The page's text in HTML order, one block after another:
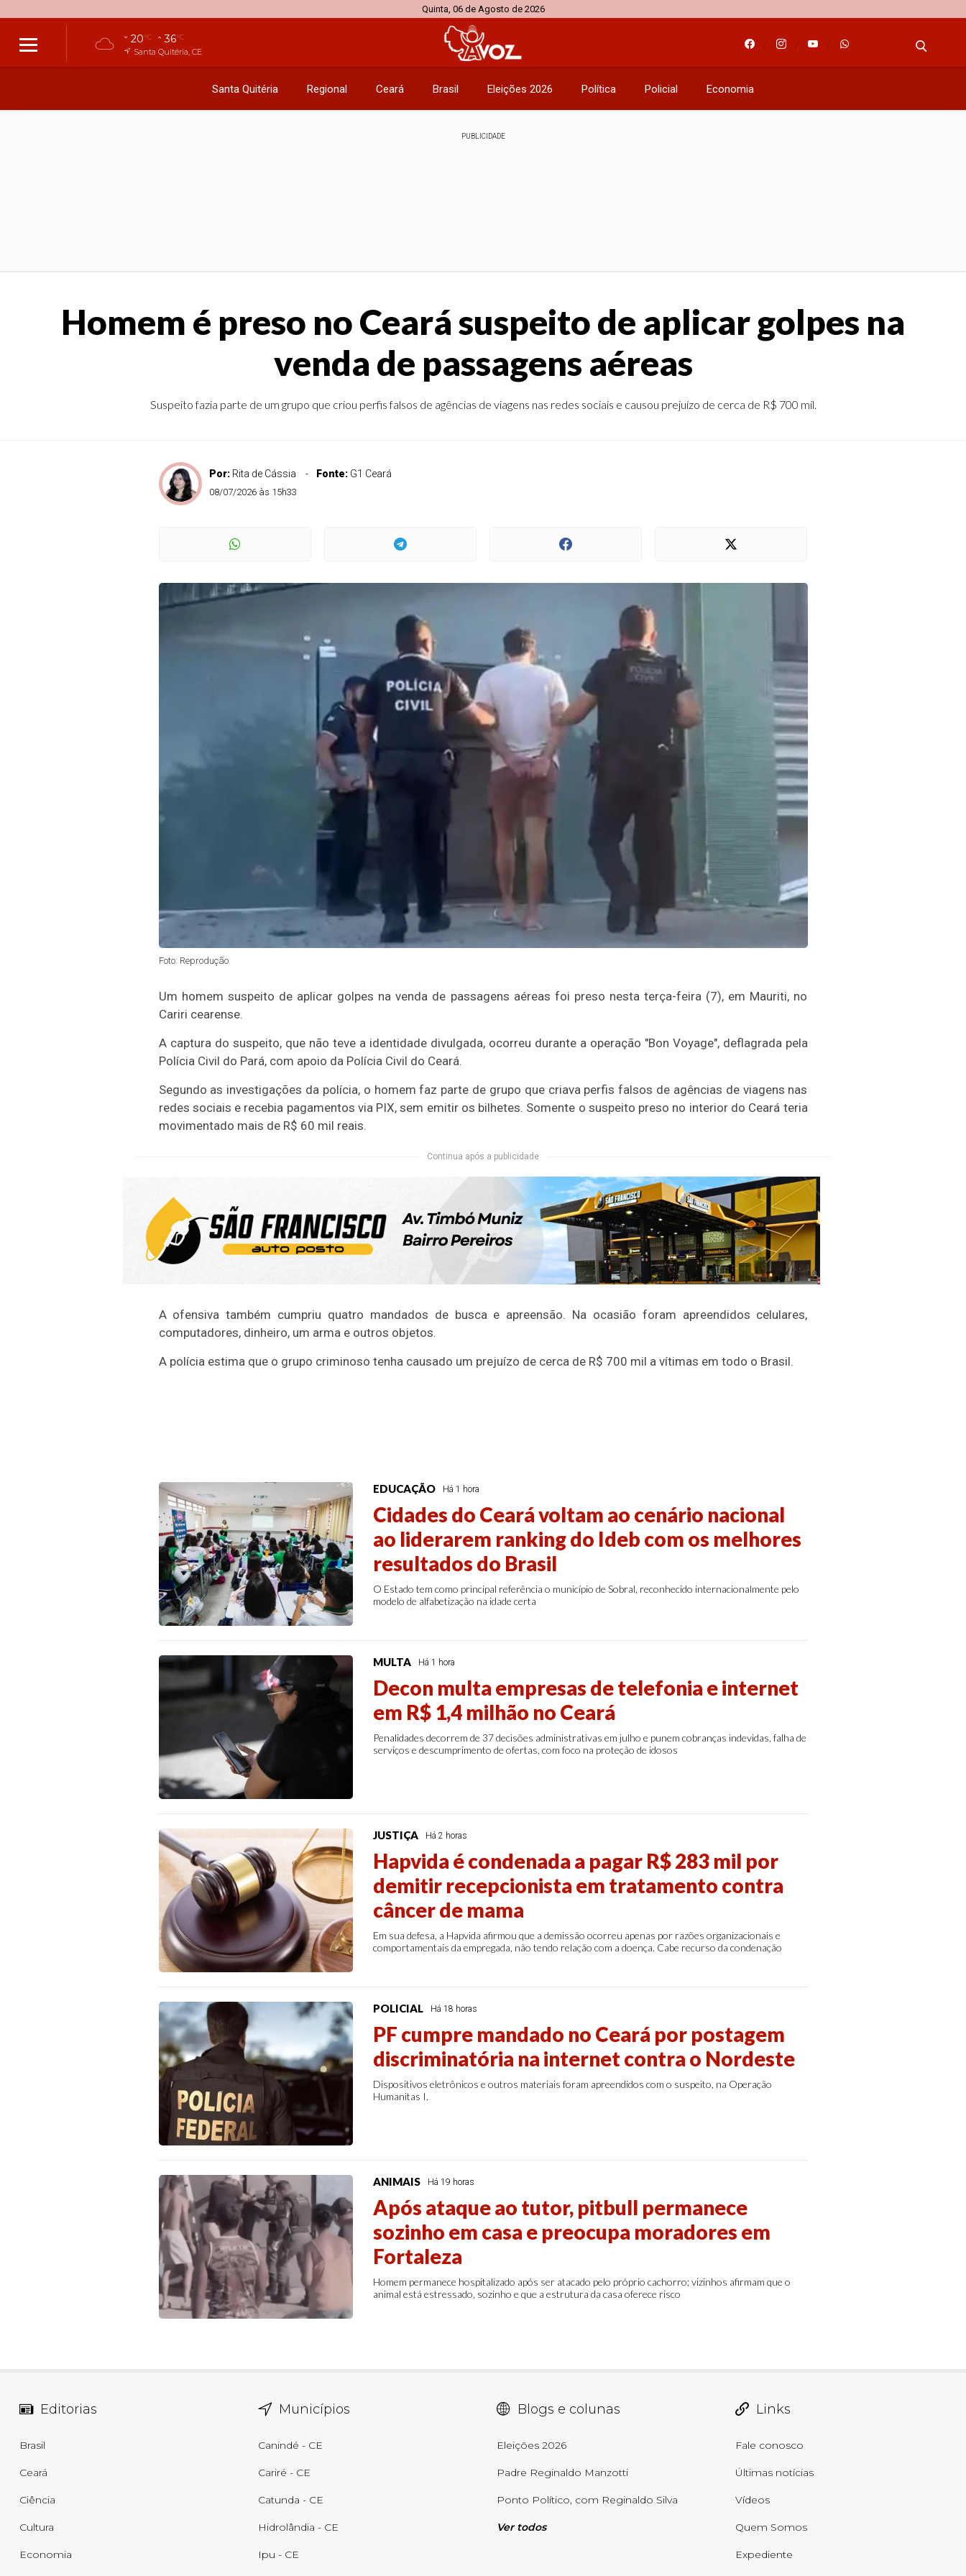
Quinta, 06 de Agosto de 2026
20°C 36°C
Santa Quitéria, CE
Santa Quitéria Regional Ceará Brasil Eleições 2026 Política Policial Economia
PUBLICIDADE
Homem é preso no Ceará suspeito de aplicar golpes na
venda de passagens aéreas
Suspeito fazia parte de um grupo que criou perfis falsos de agências de viagens nas redes sociais e causou prejuízo de cerca de R$ 700 mil.
Por: Rita de Cássia Fonte: G1 Ceará
08/07/2026 às 15h33
Foto: Reprodução
Um homem suspeito de aplicar golpes na venda de passagens aéreas foi preso nesta terça-feira (7), em Mauriti, no
Cariri cearense.
A captura do suspeito, que não teve a identidade divulgada, ocorreu durante a operação "Bon Voyage", deflagrada pela
Polícia Civil do Pará, com apoio da Polícia Civil do Ceará.
Segundo as investigações da polícia, o homem faz parte de grupo que criava perfis falsos de agências de viagens nas
redes sociais e recebia pagamentos via PIX, sem emitir os bilhetes. Somente o suspeito preso no interior do Ceará teria
movimentado mais de R$ 60 mil reais.
Continua após a publicidade
A ofensiva também cumpriu quatro mandados de busca e apreensão. Na ocasião foram apreendidos celulares,
computadores, dinheiro, um arma e outros objetos.
A polícia estima que o grupo criminoso tenha causado um prejuízo de cerca de R$ 700 mil a vítimas em todo o Brasil.
EDUCAÇÃO Há 1 hora
Cidades do Ceará voltam ao cenário nacional
ao liderarem ranking do Ideb com os melhores
resultados do Brasil
O Estado tem como principal referência o município de Sobral, reconhecido internacionalmente pelo
modelo de alfabetização na idade certa
MULTA Há 1 hora
Decon multa empresas de telefonia e internet
em R$ 1,4 milhão no Ceará
Penalidades decorrem de 37 decisões administrativas em julho e punem cobranças indevidas, falha de
serviços e descumprimento de ofertas, com foco na proteção de idosos
JUSTIÇA Há 2 horas
Hapvida é condenada a pagar R$ 283 mil por
demitir recepcionista em tratamento contra
câncer de mama
Em sua defesa, a Hapvida afirmou que a demissão ocorreu apenas por razões organizacionais e
comportamentais da empregada, não tendo relação com a doença. Cabe recurso da condenação
POLICIAL Há 18 horas
PF cumpre mandado no Ceará por postagem
discriminatória na internet contra o Nordeste
Dispositivos eletrônicos e outros materiais foram apreendidos com o suspeito, na Operação
Humanitas I.
ANIMAIS Há 19 horas
Após ataque ao tutor, pitbull permanece
sozinho em casa e preocupa moradores em
Fortaleza
Homem permanece hospitalizado após ser atacado pelo próprio cachorro; vizinhos afirmam que o
animal está estressado, sozinho e que a estrutura da casa oferece risco
Editorias
Brasil
Ceará
Ciência
Cultura
Economia
Municípios
Canindé - CE
Cariré - CE
Catunda - CE
Hidrolândia - CE
Ipu - CE
Blogs e colunas
Eleições 2026
Padre Reginaldo Manzotti
Ponto Político, com Reginaldo Silva
Ver todos
Links
Fale conosco
Últimas notícias
Vídeos
Quem Somos
Expediente